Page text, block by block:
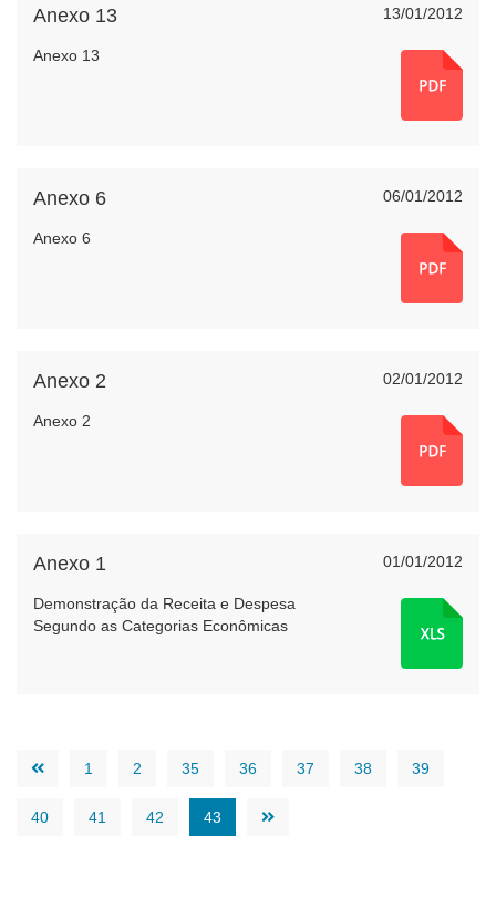
13/01/2012
Anexo 13
Anexo 13
06/01/2012
Anexo 6
Anexo 6
02/01/2012
Anexo 2
Anexo 2
01/01/2012
Anexo 1
Demonstração da Receita e Despesa
Segundo as Categorias Econômicas
1 2 35 36 37 38 39
40 41 42 43